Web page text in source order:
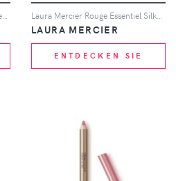
LAURA MERCIER
ENTDECKEN SIE